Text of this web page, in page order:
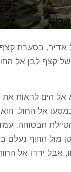
אדיר, בסערת קצף
קצף לבן אל
אל הים לראות
אל החול.
הבטוחה,
מול החוף נעלם
ירדו אל החוף